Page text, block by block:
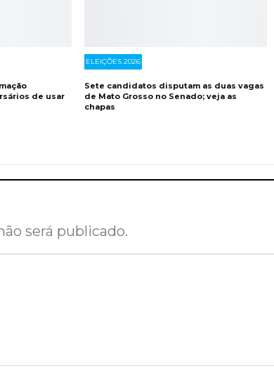
de usar
ELEIÇÕES 2026
Sete candidatos disputam as duas vagas
de Mato Grosso no Senado; veja as
chapas
será publicado.